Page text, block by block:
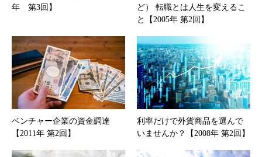
年 第3回】
ど） 転職とは人生を変えるこ
と【2005年 第2回】
ベンチャー企業の資金調達
【2011年 第2回】
利率だけで外貨商品を選んで
いませんか？【2008年 第2回】